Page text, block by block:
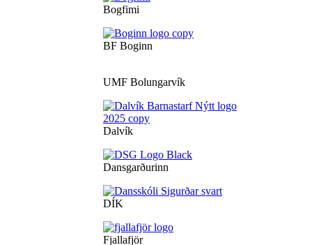
Bogfimi
BF Boginn
UMF Bolungarvík
Dalvík
Dansgarðurinn
DÍK
Fjallafjör